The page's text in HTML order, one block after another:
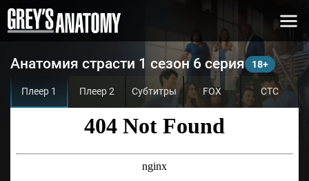
Анатомия страсти 1 сезон 6 серия
Плеер 1 Плеер 2 Субтитры FOX СТС